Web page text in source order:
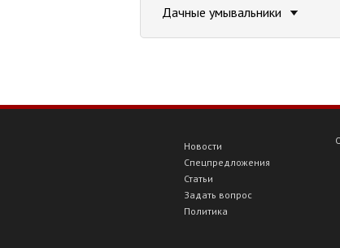
Дачные умывальники
Новости
Спецпредложения
Статьи
Задать вопрос
Политика